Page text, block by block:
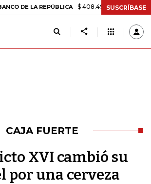
LA REPÚBLICA $ 408.498,97 +$ 8.753,81
SUSCRÍBASE
CAJA FUERTE
XVI cambió su
por una cerveza